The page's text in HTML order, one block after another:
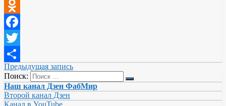
VK
Odnoklassniki
Facebook
Twitter
Отправить
Предыдущая запись
Поиск:
Наш канал Дзен ФабМир
Второй канал Дзен
Канал в YouTube